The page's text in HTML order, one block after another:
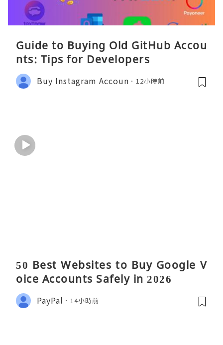
Guide to Buying Old GitHub Accou
nts: Tips for Developers
Buy Instagram Accoun 12小時前
50 Best Websites to Buy Google V
oice Accounts Safely in 2026
PayPal 14小時前